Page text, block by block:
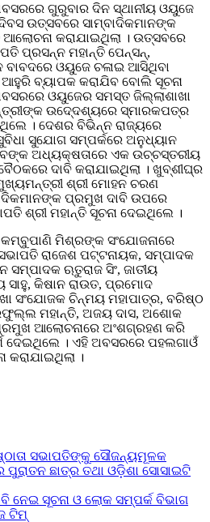
ଗୁରୁବାର ଦିନ ସ୍ଥାନୀୟ ଓୟୁଜେ
ଉତ୍ସବରେ ସାମ୍ବାଦିକମାନଙ୍କ
କରାଯାଇଥିଲା । ଉତ୍ସବରେ
ପ୍ରସନ୍ନ ମହାନ୍ତି ପେନ୍ସନ୍,
ଓୟୁଜେ ଚଳାଇ ଆସିଥିବା
ବ୍ୟାପକ କରାଯିବ ବୋଲି ସୂଚନା
ଓୟୁଜେର ସମସ୍ତ ଜିଲ୍ଲାଶାଖା
ଉଦେ୍ଦଶ୍ୟରେ ସ୍ମାରକପତ୍ର
। ଦେଶର ବିଭିନ୍ନ ରାଜ୍ୟରେ
ସୁଯୋଗ ସମ୍ପର୍କରେ ଅନୁଧ୍ୟାନ
ଅଧ୍ୟକ୍ଷତାରେ ଏକ ଉଚ୍ଚସ୍ତରୀୟ
ଦାବି କରାଯାଇଥିଲା । ଖୁବ୍ଶୀଘ୍ର
ଶ୍ରୀ ମୋହନ ଚରଣ
ପ୍ରମୁଖ ଦାବି ଉପରେ
ଶ୍ରୀ ମହାନ୍ତି ସୂଚନା ଦେଇଥିଲେ ।
ମିଶ୍ରଙ୍କ ସଂଯୋଜନାରେ
ରାଜେଶ ପଟ୍ଟନାୟକ, ସମ୍ପାଦକ
ଋତୁରାଜ ସିଂ, ଜାତୀୟ
ସାହୁ, କିଷାନ ରାଉତ, ପ୍ରମୋଦ
ସଂଯୋଜକ ଚିନ୍ମୟ ମହାପାତ୍ର, ବରିଷ୍ଠ
ମହାନ୍ତି, ଅଜୟ ଦାସ, ଅଶୋକ
ଆଲୋଚନାରେ ଅଂଶଗ୍ରହଣ କରି
ଦେଇଥିଲେ । ଏହି ଅବସରରେ ପହଲଗାଓଁ
କରାଯାଇଥିଲା ।
ସଭାପତିଙ୍କୁ ସୌଜନ୍ୟମୂଳକ
ଛାତ୍ର ତଥା ଓଡ଼ିଶା ସୋସାଇଟି
ନେଇ ସୂଚନା ଓ ଲୋକ ସମ୍ପର୍କ ବିଭାଗ
ଟିମ୍